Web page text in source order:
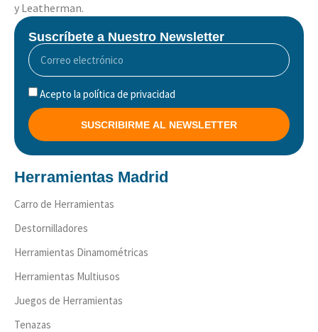
y Leatherman.
Suscríbete a Nuestro Newsletter
Acepto la política de privacidad
SUSCRIBIRME AL NEWSLETTER
Herramientas Madrid
Carro de Herramientas
Destornilladores
Herramientas Dinamométricas
Herramientas Multiusos
Juegos de Herramientas
Tenazas